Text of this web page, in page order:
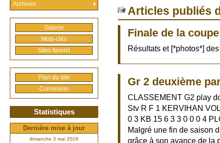
Articles publiés
Finale de la
Résultats et [*photos*]
Gr 2 deuxième
CLASSEMENT G2 play
Stv R F 1 KERVIHAN
0 3 KB 15 6 3 3 0 0 0 4
Malgré une fin de saison
grâce à son avance de la
Archives
Galerie
Mots-clés
Sites favoris
Plan du site
Connexion
Statistiques
Dernière mise à jour
dimanche 3 mai 2026